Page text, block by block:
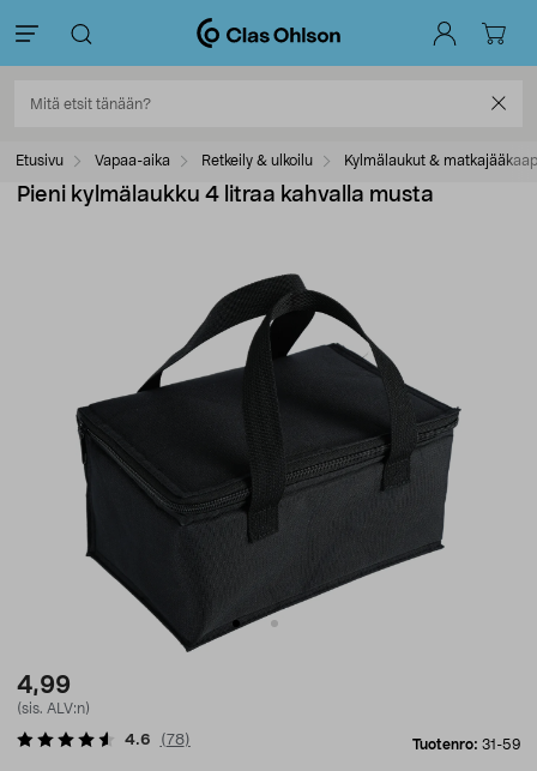
Etusivu Vapaa-aika Retkeily & ulkoilu Kylmälaukut &
Pieni kylmälaukku 4 litraa kahvalla musta
4,99
(sis. ALV:n)
Tuotenro: 31-59
4.6 (78)